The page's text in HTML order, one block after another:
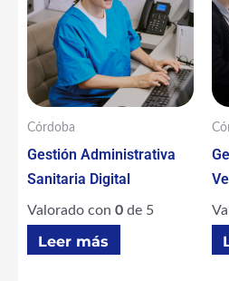
Córdoba
Gestión Administrativa
Sanitaria Digital
Valorado con 0 de 5
Leer más